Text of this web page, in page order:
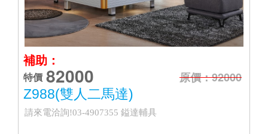
補助：
特價 82000
原價：92000
Z988(雙人二馬達)
請來電洽詢!03-4907355 鎰達輔具